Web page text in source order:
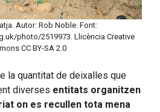
Autor: Rob Noble. Font:
photo/2519973. Llicència Creative
CC BY-SA 2.0
la quantitat de deixalles que
diverses entitats organitzen
on es recullen tota mena